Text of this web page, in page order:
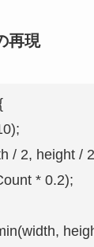
再現
/ 2, height /
* 0.2);